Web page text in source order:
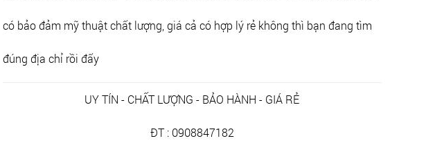
có bảo đảm mỹ thuật chất lượng, giá cả có hợp lý rẻ không thì bạn đang tìm
đúng địa chỉ rồi đấy
UY TÍN - CHẤT LƯỢNG - BẢO HÀNH - GIÁ RẺ
ĐT : 0908847182